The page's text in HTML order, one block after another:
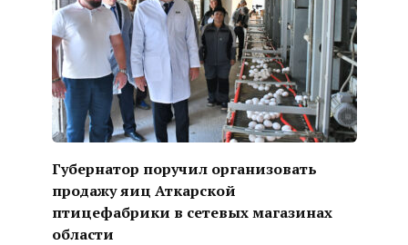
Губернатор поручил организовать
продажу яиц Аткарской
птицефабрики в сетевых магазинах
области